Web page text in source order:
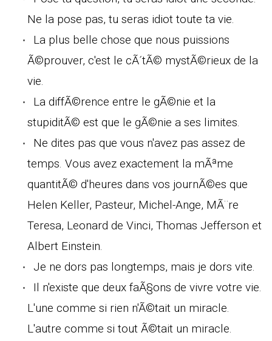
Ne la pose pas, tu seras idiot toute ta vie.
La plus belle chose que nous puissions
Ã©prouver, c'est le cÃ´tÃ© mystÃ©rieux de la
vie.
La diffÃ©rence entre le gÃ©nie et la
stupiditÃ© est que le gÃ©nie a ses limites.
Ne dites pas que vous n'avez pas assez de
temps. Vous avez exactement la mÃªme
quantitÃ© d'heures dans vos journÃ©es que
Helen Keller, Pasteur, Michel-Ange, MÃ¨re
Teresa, Leonard de Vinci, Thomas Jefferson et
Albert Einstein.
Je ne dors pas longtemps, mais je dors vite.
Il n'existe que deux faÃ§ons de vivre votre vie.
L'une comme si rien n'Ã©tait un miracle.
L'autre comme si tout Ã©tait un miracle.